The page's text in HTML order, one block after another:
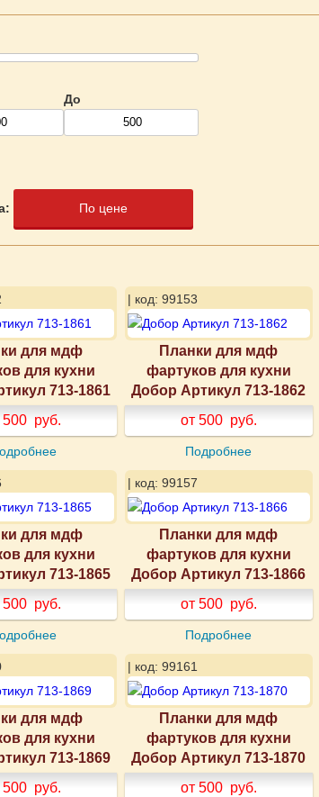
До
По цене
для мдф
для кухни
713-1861
500 руб.
| код: 99153
Планки для мдф
фартуков для кухни
Добор Артикул 713-1862
от 500 руб.
Подробнее
для мдф
для кухни
713-1865
500 руб.
| код: 99157
Планки для мдф
фартуков для кухни
Добор Артикул 713-1866
от 500 руб.
Подробнее
для мдф
для кухни
713-1869
500 руб.
| код: 99161
Планки для мдф
фартуков для кухни
Добор Артикул 713-1870
от 500 руб.